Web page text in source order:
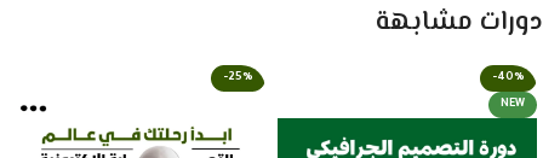
دورات مشابهة
-40%
NEW
-25%